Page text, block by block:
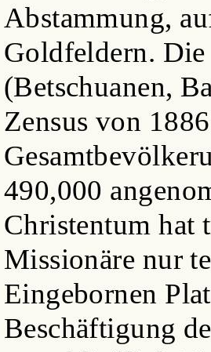
Abstammung,
Goldfeldern.
(Betschuanen,
Zensus von
490,000
Christentum hat
Missionäre nur
Eingebornen
Beschäftigung